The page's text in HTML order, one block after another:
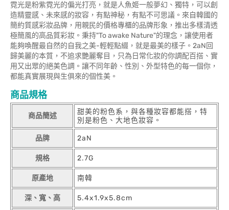
霓光是粉紫霓光的偏光打亮，就是人魚姬一般夢幻、獨特，可以創
造精靈感、未來感的妝容，有點神秘，有點不可思議。來自韓國的
簡約質感彩妝品牌，用親民的價格專櫃的品牌形象，推出多樣清透
極簡風的高品質彩妝。秉持"To awake Nature"的理念，讓使用者
能夠喚醒最自然的自我之美-輕輕點綴，就是最美的樣子。2aN回
歸美麗的本質，不追求艷麗奪目，只為日常化妝的你調配百搭、實
用又出眾的絕美色調。讓不同年齡、性別、外型特色的每一個你，
都能真實展現與生俱來的個性美。
商品規格
商品簡述
甜美的粉色系，與各種妝容都能搭，特
別是粉色、大地色妝容。
品牌 2aN
規格 2.7G
原產地 南韓
深、寬、高 5.4x1.9x5.8cm